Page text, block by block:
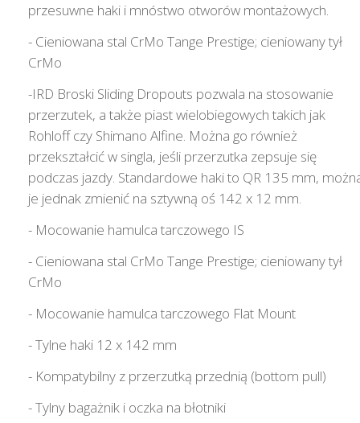
przesuwne haki i mnóstwo otworów montażowych.
- Cieniowana stal CrMo Tange Prestige; cieniowany tył
CrMo
-IRD Broski Sliding Dropouts pozwala na stosowanie
przerzutek, a także piast wielobiegowych takich jak
Rohloff czy Shimano Alfine. Można go również
przekształcić w singla, jeśli przerzutka zepsuje się
podczas jazdy. Standardowe haki to QR 135 mm,
je jednak zmienić na sztywną oś 142 x 12 mm.
- Mocowanie hamulca tarczowego IS
- Cieniowana stal CrMo Tange Prestige; cieniowany tył
CrMo
- Mocowanie hamulca tarczowego Flat Mount
- Tylne haki 12 x 142 mm
- Kompatybilny z przerzutką przednią (bottom pull)
- Tylny bagażnik i oczka na błotniki